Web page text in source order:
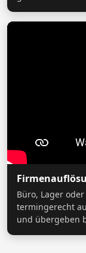
Büro, Lager
termingerecht
und übergeben